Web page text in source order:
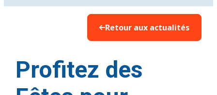
Retour aux actualités
Profitez des